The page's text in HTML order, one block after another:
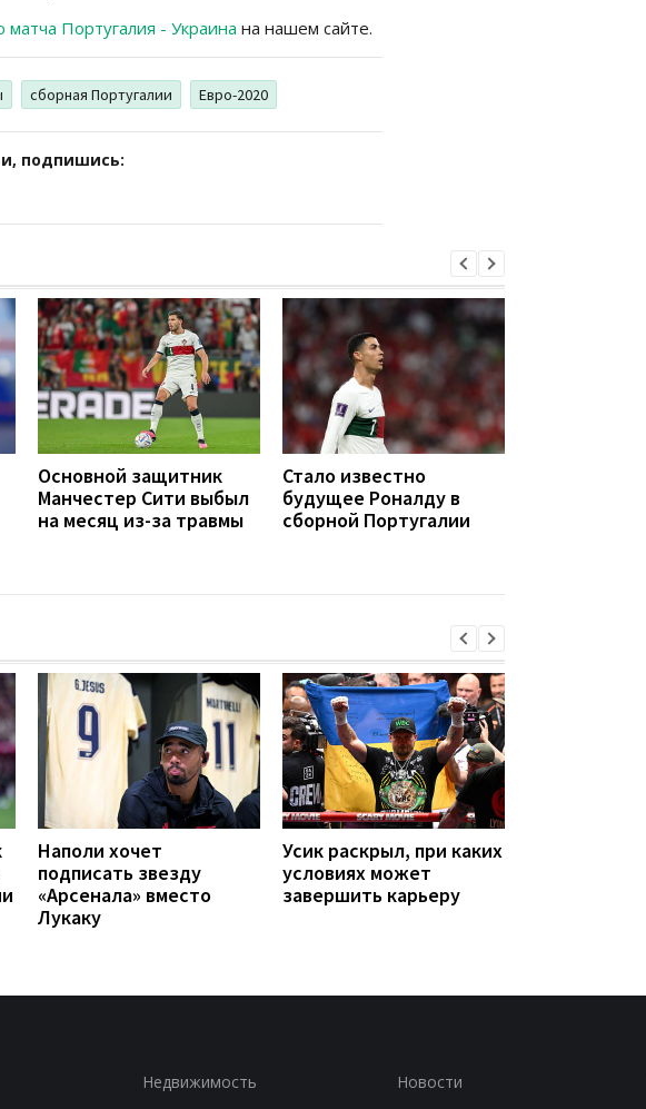
Португалия - Украина на нашем сайте.
сборная Португалии Евро-2020
подпишись:
Основной защитник
Манчестер Сити выбыл
на месяц из-за травмы
Стало известно
будущее Роналду в
сборной Португалии
Наполи хочет
подписать звезду
«Арсенала» вместо
Лукаку
Усик раскрыл, при каких
условиях может
завершить карьеру
Недвижимость Новости